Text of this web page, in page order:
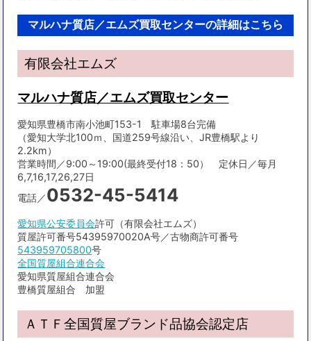
マルハナ質店／エムズ買取センターの詳細はこちら
有限会社エムズ
マルハナ質店／エムズ買取センター
愛知県豊橋市南小池町153-1 駐車場8台完備
（愛知大学北100ｍ、国道259号線沿い、JR豊橋駅より
2.2km）
営業時間／9:00～19:00(最終受付18：50） 定休日／毎月
6,7,16,17,26,27日
電話／0532-45-5414
愛知県公安委員会許可（有限会社エムズ）
質屋許可番号54395970020A号／古物商許可番号
543959705800号
全国質屋組合連合会
愛知県質屋組合連合会
豊橋質屋組合 加盟
ＡＴＦ全国質屋ブランド品協会認定店